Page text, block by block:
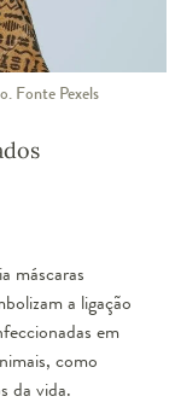
Fonte Pexels
máscaras
a ligação
em
como
da vida.